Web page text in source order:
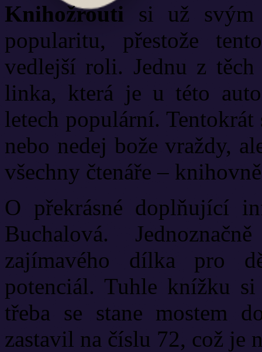
Knihožrouti si už svým
popularitu, přestože
vedlejší roli. Jednu z
linka, která je u této
letech populární. Tentokrát
nebo nedej bože vraždy,
všechny čtenáře –
O překrásné doplňující
Buchalová.
zajímavého dílka pro
potenciál. Tuhle knížku
třeba se stane mostem
zastavil na číslu 72, což je